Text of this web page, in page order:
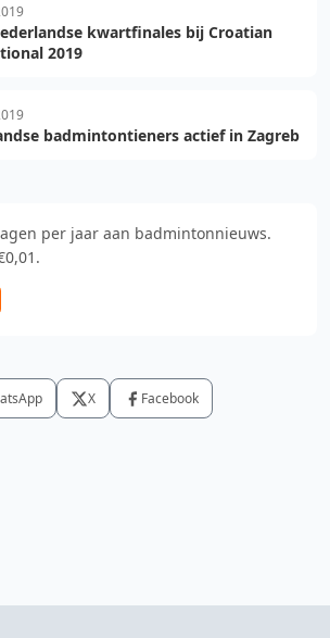
kwartfinales bij Croatian
2019
badmintontieners actief in Zagreb
per jaar aan badmintonnieuws.
X Facebook